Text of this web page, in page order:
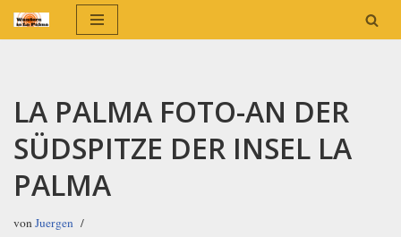
LA PALMA FOTO-AN DER
SÜDSPITZE DER INSEL LA
PALMA
vonJuergen